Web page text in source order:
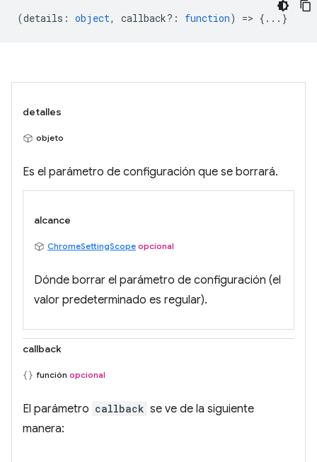
(details : object, callback? : function) => {...}
detalles
objeto
Es el parámetro de configuración que se borrará.
alcance
ChromeSettingScope opcional
Dónde borrar el parámetro de configuración (el
valor predeterminado es regular).
callback
función opcional
El parámetro callback se ve de la siguiente
manera: